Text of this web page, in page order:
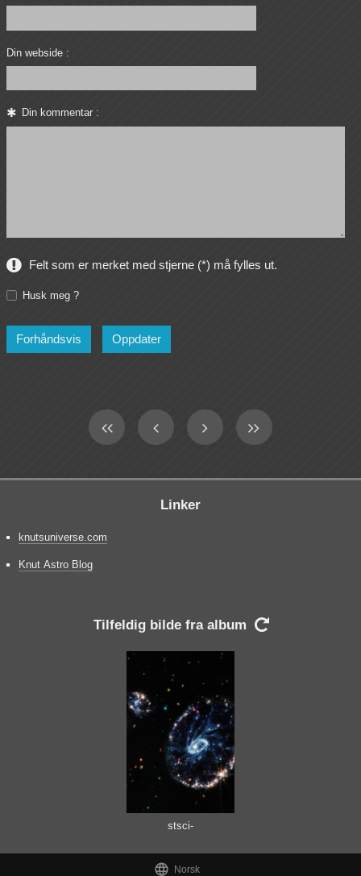
Din webside :
Din kommentar :
Felt som er merket med stjerne (*) må fylles ut.
Husk meg ?
Linker
knutsuniverse.com
Knut Astro Blog
Tilfeldig bilde fra album 
stsci-
1bvx91mn
 Norsk